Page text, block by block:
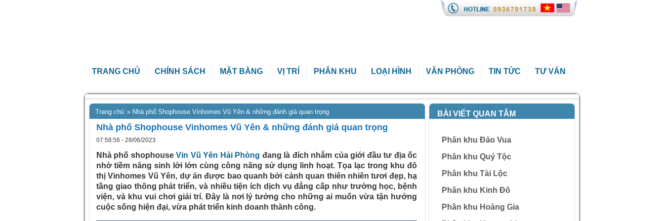
TRANG CHỦ CHÍNH SÁCH MẶT BẰNG VỊ TRÍ PHÂN KHU LOẠI HÌNH VĂN PHÒNG TIN TỨC TƯ VẤN
Trang chủ » Nhà phố Shophouse Vinhomes Vũ Yên & những đánh giá quan trọng
Nhà phố Shophouse Vinhomes Vũ Yên & những đánh giá quan trọng
07:58:56 - 28/06/2023
Nhà phố shophouseVin Vũ Yên Hải Phòng đang là đích nhắm của giới đầu tư địa ốc
nhờ tiềm năng sinh lời lớn cùng công năng sử dụng linh hoạt. Tọa lạc trong khu đô
thị Vinhomes Vũ Yên, dự án được bao quanh bởi cảnh quan thiên nhiên tươi đẹp, hạ
tầng giao thông phát triển, và nhiều tiện ích dịch vụ đẳng cấp như trường học, bệnh
viện, và khu vui chơi giải trí. Đây là nơi lý tưởng cho những ai muốn vừa tận hưởng
cuộc sống hiện đại, vừa phát triển kinh doanh thành công.
BÀI VIẾT QUAN TÂM
Phân khu Đảo Vua
Phân khu Quý Tộc
Phân khu Tài Lộc
Phân khu Kinh Đô
Phân khu Hoàng Gia